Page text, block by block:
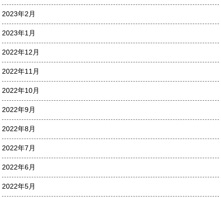
2023年2月
2023年1月
2022年12月
2022年11月
2022年10月
2022年9月
2022年8月
2022年7月
2022年6月
2022年5月